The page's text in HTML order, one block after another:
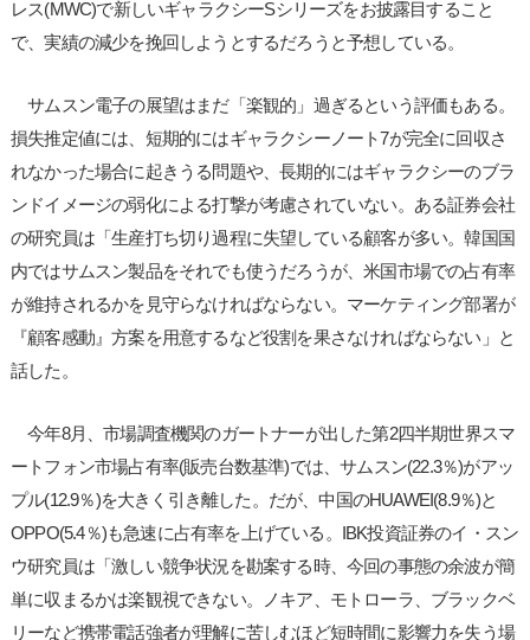
レス(MWC)で新しいギャラクシーSシリーズをお披露目すること
で、実績の減少を挽回しようとするだろうと予想している。
サムスン電子の展望はまだ「楽観的」過ぎるという評価もある。
損失推定値には、短期的にはギャラクシーノート7が完全に回収さ
れなかった場合に起きうる問題や、長期的にはギャラクシーのブラ
ンドイメージの弱化による打撃が考慮されていない。ある証券会社
の研究員は「生産打ち切り過程に失望している顧客が多い。韓国国
内ではサムスン製品をそれでも使うだろうが、米国市場での占有率
が維持されるかを見守らなければならない。マーケティング部署が
『顧客感動』方案を用意するなど役割を果さなければならない」と
話した。
今年8月、市場調査機関のガートナーが出した第2四半期世界スマ
ートフォン市場占有率(販売台数基準)では、サムスン(22.3％)がアッ
プル(12.9％)を大きく引き離した。だが、中国のHUAWEI(8.9％)と
OPPO(5.4％)も急速に占有率を上げている。IBK投資証券のイ・スン
ウ研究員は「激しい競争状況を勘案する時、今回の事態の余波が簡
単に収まるかは楽観視できない。ノキア、モトローラ、ブラックベ
リーなど携帯電話強者が理解に苦しむほど短時間に影響力を失う場